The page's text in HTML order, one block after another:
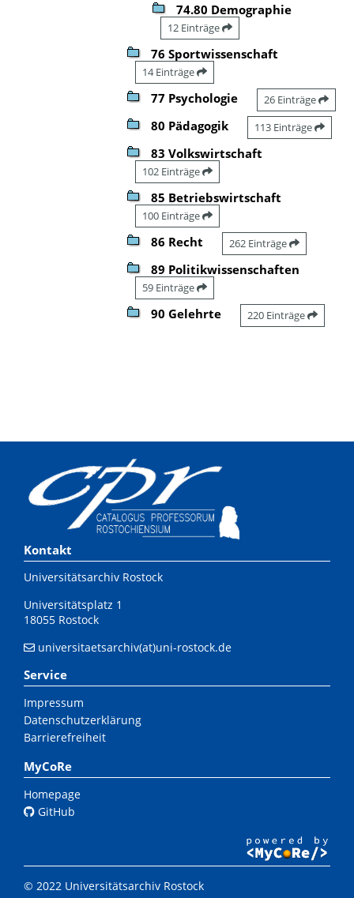
74.80 Demographie
12 Einträge
76 Sportwissenschaft
14 Einträge
77 Psychologie 26 Einträge
80 Pädagogik 113 Einträge
83 Volkswirtschaft
102 Einträge
85 Betriebswirtschaft
100 Einträge
86 Recht 262 Einträge
89 Politikwissenschaften
59 Einträge
90 Gelehrte 220 Einträge
Kontakt
Universitätsarchiv Rostock
Universitätsplatz 1
18055 Rostock
universitaetsarchiv(at)uni-rostock.de
Service
Impressum
Datenschutzerklärung
Barrierefreiheit
MyCoRe
Homepage
GitHub
© 2022 Universitätsarchiv Rostock